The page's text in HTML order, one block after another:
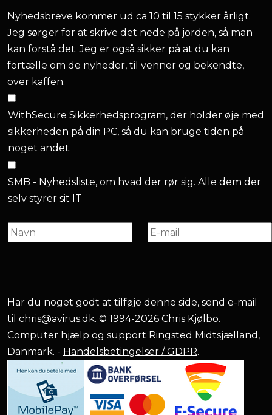
Nyhedsbreve kommer ud ca 10 til 15 stykker årligt.
Jeg sørger for at skrive det nede på jorden, så man
kan forstå det. Jeg er også sikker på at du kan
fortælle om de nyheder, til venner og bekendte,
over kaffen.
WithSecure Sikkerhedsprogram, der holder øje med
sikkerheden på din PC, så du kan bruge tiden på
noget andet.
SMB - Nyhedsliste, om hvad der rør sig. Alle dem der
selv styrer sit IT
Har du noget godt at tilføje denne side, send e-mail
til chris@avirus.dk. © 1994-2026 Chris Kjølbo.
Computer hjælp og support Ringsted Midtsjælland,
Danmark. - Handelsbetingelser / GDPR.